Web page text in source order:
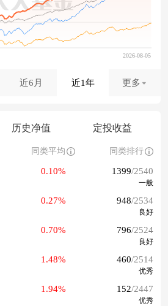
近6月 近1年 更多
历史净值 定投收益
同类平均 同类排行
0.10% 1399/2540
一般
0.27% 948/2534
良好
0.70% 796/2524
良好
1.48% 460/2514
优秀
1.94% 152/2447
优秀